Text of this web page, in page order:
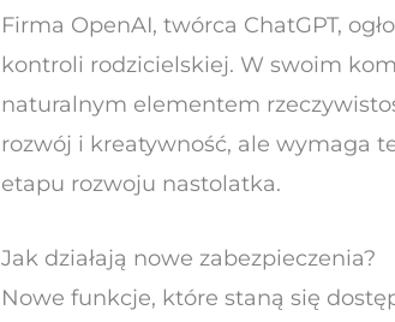
Firma OpenAI, twórca ChatGPT,
kontroli rodzicielskiej. W swoim
naturalnym elementem
rozwój i kreatywność, ale wymaga
etapu rozwoju nastolatka.
Jak działają nowe zabezpieczenia?
Nowe funkcje, które staną się